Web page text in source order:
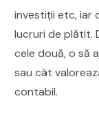
investiții etc, iar
lucruri de plătit.
cele două, o să
sau cât
contabil.